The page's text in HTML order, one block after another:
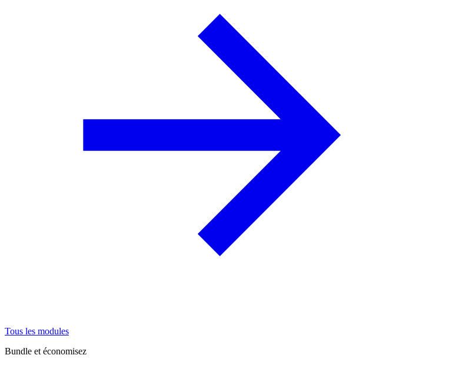
Tous les modules
Bundle et économisez